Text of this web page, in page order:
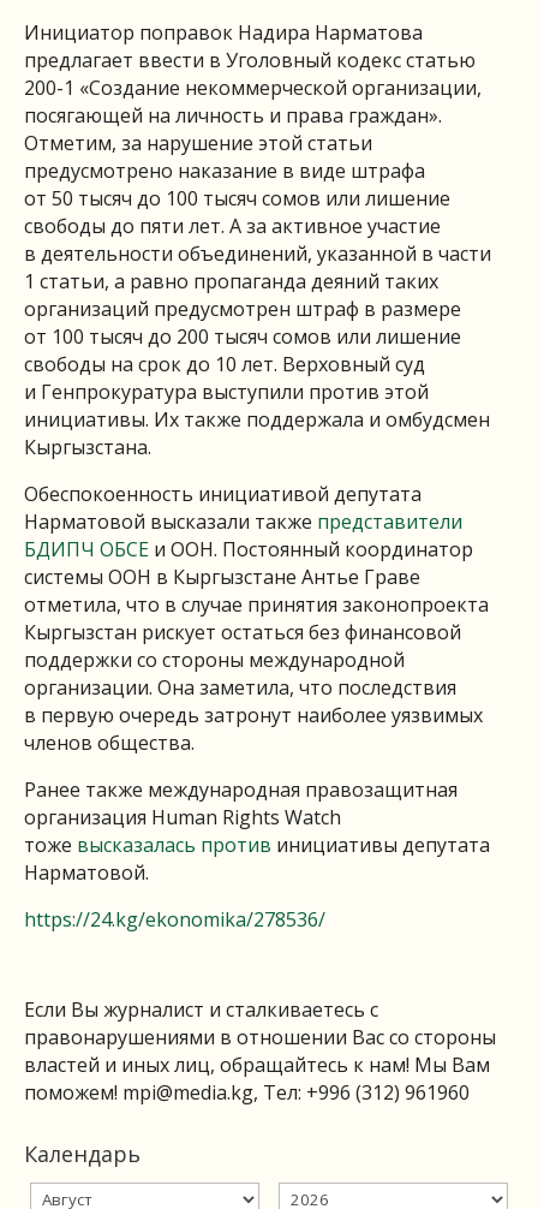
Инициатор поправок Надира Нарматова
предлагает ввести в Уголовный кодекс статью
200-1 «Создание некоммерческой организации,
посягающей на личность и права граждан».
Отметим, за нарушение этой статьи
предусмотрено наказание в виде штрафа
от 50 тысяч до 100 тысяч сомов или лишение
свободы до пяти лет. А за активное участие
в деятельности объединений, указанной в части
1 статьи, а равно пропаганда деяний таких
организаций предусмотрен штраф в размере
от 100 тысяч до 200 тысяч сомов или лишение
свободы на срок до 10 лет. Верховный суд
и Генпрокуратура выступили против этой
инициативы. Их также поддержала и омбудсмен
Кыргызстана.
Обеспокоенность инициативой депутата
Нарматовой высказали также представители
БДИПЧ ОБСЕ и ООН. Постоянный координатор
системы ООН в Кыргызстане Антье Граве
отметила, что в случае принятия законопроекта
Кыргызстан рискует остаться без финансовой
поддержки со стороны международной
организации. Она заметила, что последствия
в первую очередь затронут наиболее уязвимых
членов общества.
Ранее также международная правозащитная
организация Human Rights Watch
тоже высказалась против инициативы депутата
Нарматовой.
https://24.kg/ekonomika/278536/
Если Вы журналист и сталкиваетесь с
правонарушениями в отношении Вас со стороны
властей и иных лиц, обращайтесь к нам! Мы Вам
поможем! mpi@media.kg, Тел: +996 (312) 961960
Календарь